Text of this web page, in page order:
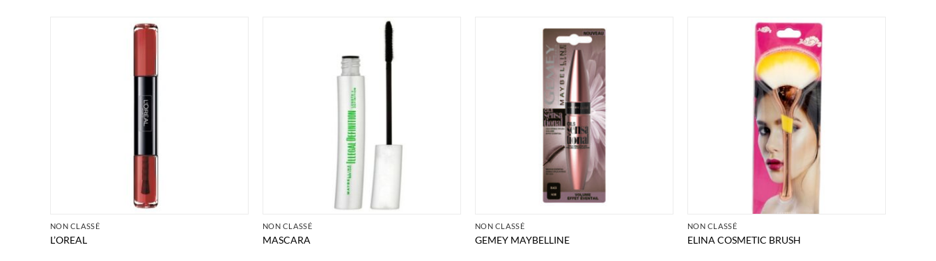
NON CLASSÉ
L’OREAL
NON CLASSÉ
MASCARA
NON CLASSÉ
GEMEY MAYBELLINE
NON CLASSÉ
ELINA COSMETIC BRUSH